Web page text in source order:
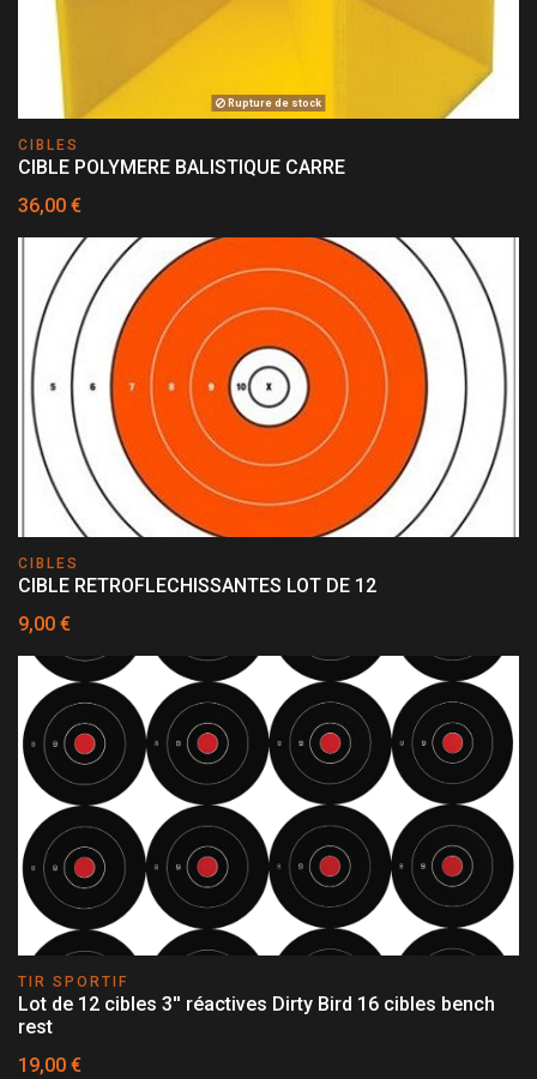
Rupture de stock
CIBLES
CIBLE POLYMERE BALISTIQUE CARRE
36,00 €
CIBLES
CIBLE RETROFLECHISSANTES LOT DE 12
9,00 €
TIR SPORTIF
Lot de 12 cibles 3'' réactives Dirty Bird 16 cibles bench
rest
19,00 €